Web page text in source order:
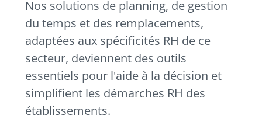
Nos solutions de planning, de gestion
du temps et des remplacements,
adaptées aux spécificités RH de ce
secteur, deviennent des outils
essentiels pour l'aide à la décision et
simplifient les démarches RH des
établissements.